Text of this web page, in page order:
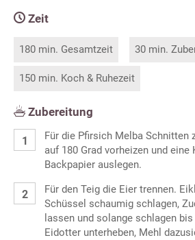
Zeit
180 min. Gesamtzeit 30 min.
150 min. Koch & Ruhezeit
Zubereitung
Für die Pfirsich Melba Schnitten
auf 180 Grad vorheizen und
Backpapier auslegen.
Für den Teig die Eier trennen.
Schüssel schaumig schlagen,
lassen und solange schlagen
Eidotter unterheben, Mehl